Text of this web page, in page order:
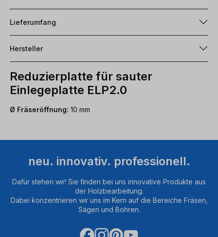
Lieferumfang
Hersteller
Reduzierplatte für sauter
Einlegeplatte ELP2.0
Ø Fräseröffnung: 10 mm
neu. innovativ. professionell.
Dafür stehen wir! Sie finden bei uns innovative Produkte aus
der Holzbearbeitung.
Dabei konzentrieren wir uns im Kern auf die Bereiche Fräsen,
Sägen und Bohren.